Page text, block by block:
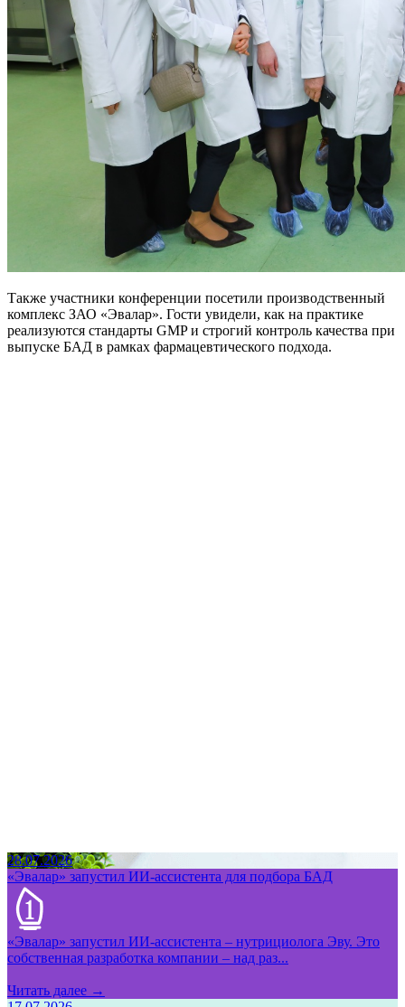
Также участники конференции посетили производственный
комплекс ЗАО «Эвалар». Гости увидели, как на практике
реализуются стандарты GMP и строгий контроль качества при
выпуске БАД в рамках фармацевтического подхода.
28.07.2026
«Эвалар» запустил ИИ-ассистента для подбора БАД
«Эвалар» запустил ИИ-ассистента – нутрициолога Эву. Это
собственная разработка компании – над раз...
Читать далее →